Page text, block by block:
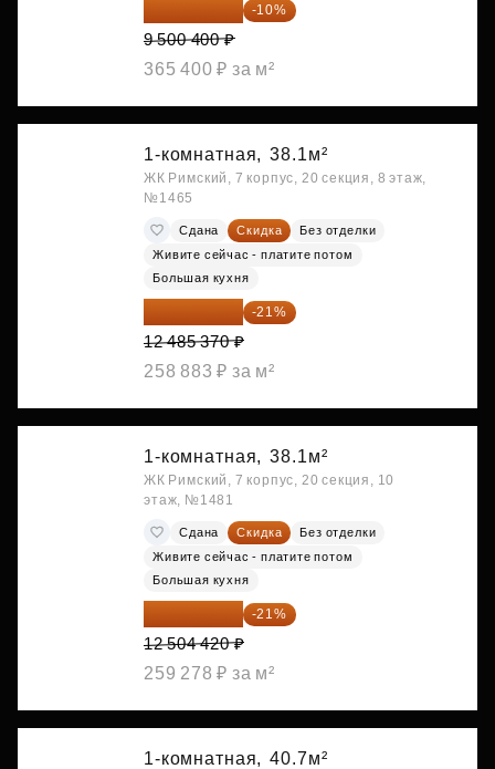
-10%
9 500 400 ₽
365 400 ₽ за м²
1-комнатная, 38.1м²
ЖК Римский, 7 корпус, 20 секция, 8 этаж,
№1465
Сдана Скидка
Без отделки
Живите сейчас - платите потом
Большая кухня
-21%
12 485 370 ₽
258 883 ₽ за м²
1-комнатная, 38.1м²
ЖК Римский, 7 корпус, 20 секция, 10
этаж, №1481
Сдана Скидка
Без отделки
Живите сейчас - платите потом
Большая кухня
-21%
12 504 420 ₽
259 278 ₽ за м²
1-комнатная, 40.7м²